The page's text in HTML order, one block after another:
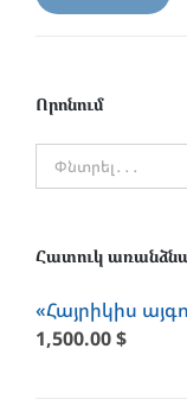
Որոնում
Հատուկ
«Հայրիկիս
1,500.00$